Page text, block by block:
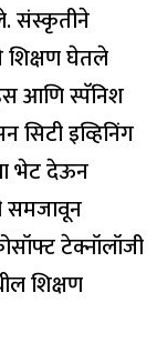
संस्कृतीने
शिक्षण घेतले
आणि स्पॅनिश
इव्हिनिंग
भेट देऊन
समजावून
टेक्नॉलॉजी
शिक्षण